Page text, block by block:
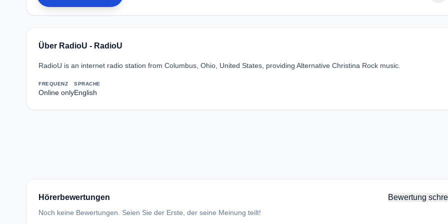
Über RadioU - RadioU
RadioU is an internet radio station from Columbus, Ohio, United States, providing Alternative Christina Rock music.
FREQUENZ
Online only
SPRACHE
English
Hörerbewertungen Bewertung
Noch keine Bewertungen. Seien Sie der Erste, der seine Meinung teilt!